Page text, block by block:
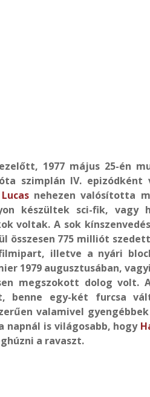
1977 május 25-én
szimplán IV. epizódként
nehezen valósította
készültek sci-fik, vagy
voltak. A sok
összesen 775 milliót
illetve a nyári
1979 augusztusában,
megszokott dolog volt.
benne egy-két furcsa
valamivel
napnál is világosabb, hogy
a ravaszt.